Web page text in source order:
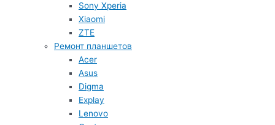
Sony Xperia
Xiaomi
ZTE
Ремонт планшетов
Acer
Asus
Digma
Explay
Lenovo